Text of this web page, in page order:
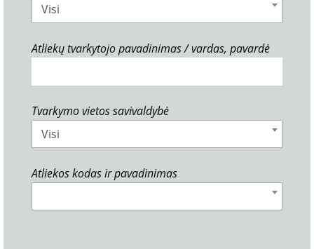
Visi
Atliekų tvarkytojo pavadinimas / vardas, pavardė
Tvarkymo vietos savivaldybė
Visi
Atliekos kodas ir pavadinimas